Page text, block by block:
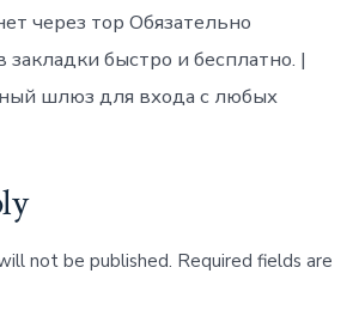
через тор Обязательно
закладки быстро и бесплатно. |
шлюз для входа с любых
not be published. Required fields are